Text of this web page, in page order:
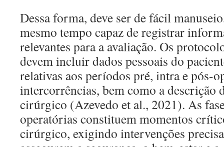
Dessa forma, deve ser de fácil
mesmo tempo capaz de registrar
relevantes para a avaliação. Os
devem incluir dados pessoais do
relativas aos períodos pré, intra e pós-
intercorrências, bem como a descrição
cirúrgico (Azevedo et al., 2021). As
operatórias constituem momentos
cirúrgico, exigindo intervenções